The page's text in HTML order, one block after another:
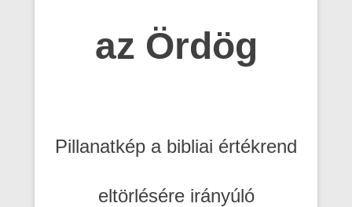
az Ördög
Pillanatkép a bibliai értékrend
eltörlésére irányúló